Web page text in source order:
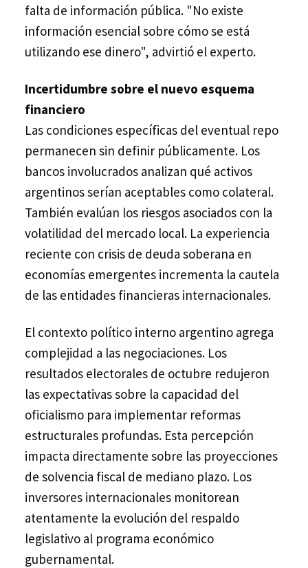
falta de información pública. "No existe
información esencial sobre cómo se está
utilizando ese dinero", advirtió el experto.
Incertidumbre sobre el nuevo esquema
financiero
Las condiciones específicas del eventual repo
permanecen sin definir públicamente. Los
bancos involucrados analizan qué activos
argentinos serían aceptables como colateral.
También evalúan los riesgos asociados con la
volatilidad del mercado local. La experiencia
reciente con crisis de deuda soberana en
economías emergentes incrementa la cautela
de las entidades financieras internacionales.
El contexto político interno argentino agrega
complejidad a las negociaciones. Los
resultados electorales de octubre redujeron
las expectativas sobre la capacidad del
oficialismo para implementar reformas
estructurales profundas. Esta percepción
impacta directamente sobre las proyecciones
de solvencia fiscal de mediano plazo. Los
inversores internacionales monitorean
atentamente la evolución del respaldo
legislativo al programa económico
gubernamental.